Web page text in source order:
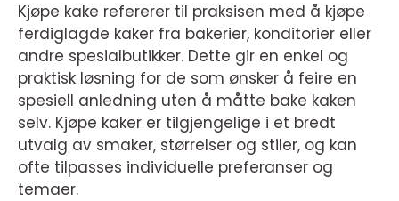
Kjøpe kake refererer til praksisen med å kjøpe
ferdiglagde kaker fra bakerier, konditorier eller
andre spesialbutikker. Dette gir en enkel og
praktisk løsning for de som ønsker å feire en
spesiell anledning uten å måtte bake kaken
selv. Kjøpe kaker er tilgjengelige i et bredt
utvalg av smaker, størrelser og stiler, og kan
ofte tilpasses individuelle preferanser og
temaer.